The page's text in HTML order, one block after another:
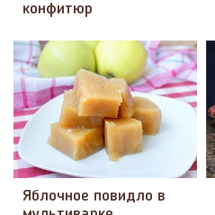
конфитюр
Яблочное повидло в